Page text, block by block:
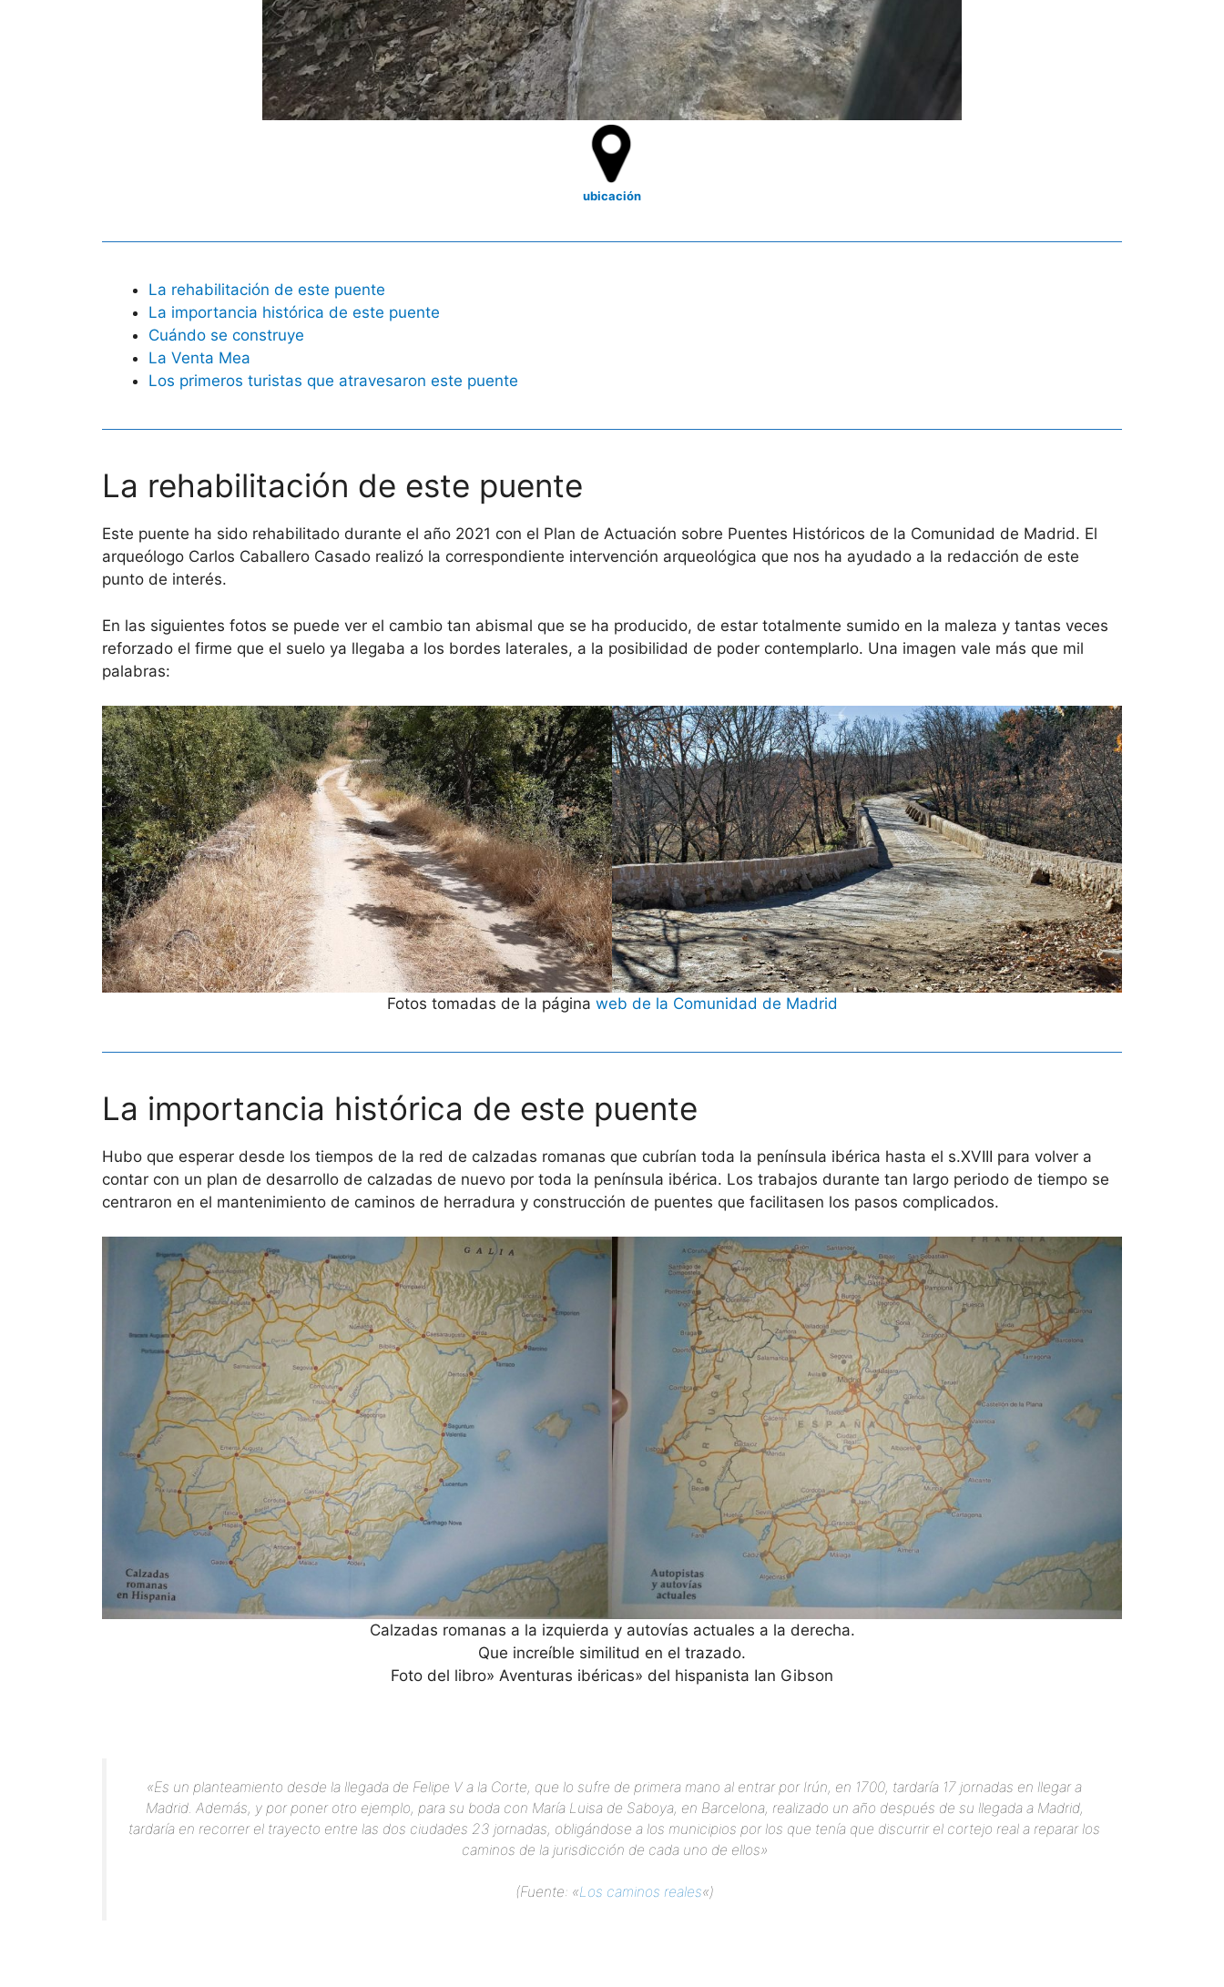
ubicación
La rehabilitación de este puente
La importancia histórica de este puente
Cuándo se construye
La Venta Mea
Los primeros turistas que atravesaron este puente
La rehabilitación de este puente
Este puente ha sido rehabilitado durante el año 2021 con el Plan de Actuación sobre Puentes Históricos de la Comunidad de Madrid. El
arqueólogo Carlos Caballero Casado realizó la correspondiente intervención arqueológica que nos ha ayudado a la redacción de este
punto de interés.
En las siguientes fotos se puede ver el cambio tan abismal que se ha producido, de estar totalmente sumido en la maleza y tantas veces
reforzado el firme que el suelo ya llegaba a los bordes laterales, a la posibilidad de poder contemplarlo. Una imagen vale más que mil
palabras:
Fotos tomadas de la página web de la Comunidad de Madrid
La importancia histórica de este puente
Hubo que esperar desde los tiempos de la red de calzadas romanas que cubrían toda la península ibérica hasta el s.XVIII para volver a
contar con un plan de desarrollo de calzadas de nuevo por toda la península ibérica. Los trabajos durante tan largo periodo de tiempo se
centraron en el mantenimiento de caminos de herradura y construcción de puentes que facilitasen los pasos complicados.
Calzadas romanas a la izquierda y autovías actuales a la derecha.
Que increíble similitud en el trazado.
Foto del libro» Aventuras ibéricas» del hispanista Ian Gibson
«Es un planteamiento desde la llegada de Felipe V a la Corte, que lo sufre de primera mano al entrar por Irún, en 1700, tardaría 17 jornadas en llegar a
Madrid. Además, y por poner otro ejemplo, para su boda con María Luisa de Saboya, en Barcelona, realizado un año después de su llegada a Madrid,
tardaría en recorrer el trayecto entre las dos ciudades 23 jornadas, obligándose a los municipios por los que tenía que discurrir el cortejo real a reparar los
caminos de la jurisdicción de cada uno de ellos»
(Fuente: «Los caminos reales«)